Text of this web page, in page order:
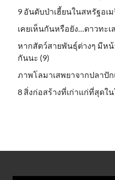
9 อันดับป่าเฮี้ยนในสหรัฐอเม
เคยเห็นกันหรือยัง…ดาวทะเ
หากสัตว์สายพันธุ์ต่างๆ มีหน้
กันนะ (9)
ภาพโลมาเสพยาจากปลาปัก
8 สิ่งก่อสร้างที่เก่าแก่ที่สุดใน